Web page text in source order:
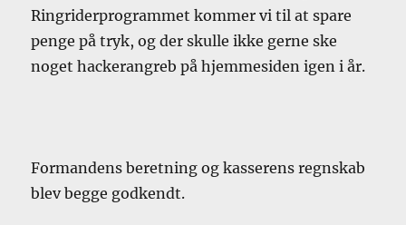
Ringriderprogrammet kommer vi til at spare
penge på tryk, og der skulle ikke gerne ske
noget hackerangreb på hjemmesiden igen i år.
Formandens beretning og kasserens regnskab
blev begge godkendt.